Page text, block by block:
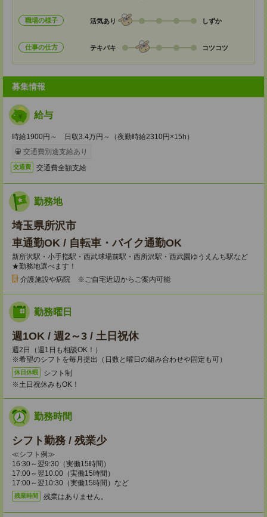
職場の様子 活気あり しずか
仕事の仕方 テキパキ コツコツ
募集情報
給与
時給1900円～ 日収3.4万円～（夜勤時給2310円×15h）
交通費別途支給あり
交通費 交通費全額支給
勤務地
埼玉県所沢市
車通勤OK / 自転車・バイク通勤OK
新所沢駅・小手指駅・西武球場前駅・西所沢駅・西武園ゆうえんち駅など
★勤務地選べます！
介護施設や病院 ※ご自宅近辺からご案内可能
勤務曜日
週1OK / 週2～3 / 土日祝休
週2日（週1日も相談OK！）
※希望のシフトを毎月提出（日数と曜日の組み合わせや固定も可）
休日休暇
シフト制
※土日祝休みもOK！
勤務時間
シフト勤務 / 残業少
≪シフト例≫
16:30～翌9:30（実働15時間）
17:00～翌10:00（実働15時間）
17:00～翌10:30（実働15時間）など
残業時間 残業はありません。